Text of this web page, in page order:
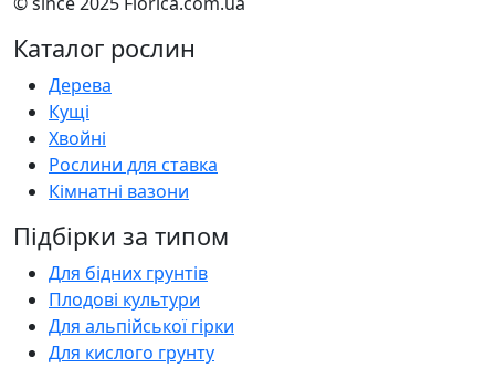
Каталог рослин
Дерева
Кущі
Хвойні
Рослини для ставка
Кімнатні вазони
Підбірки за типом
Для бідних грунтів
Плодові культури
Для альпійської гірки
Для кислого грунту